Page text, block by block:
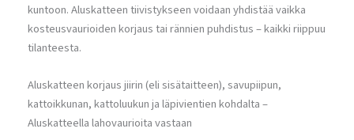
kuntoon. Aluskatteen tiivistykseen voidaan yhdistää vaikka
kosteusvaurioiden korjaus tai rännien puhdistus – kaikki riippuu
tilanteesta.
Aluskatteen korjaus jiirin (eli sisätaitteen), savupiipun,
kattoikkunan, kattoluukun ja läpivientien kohdalta –
Aluskatteella lahovaurioita vastaan